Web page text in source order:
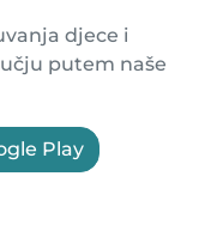
djece i
putem naše
Play